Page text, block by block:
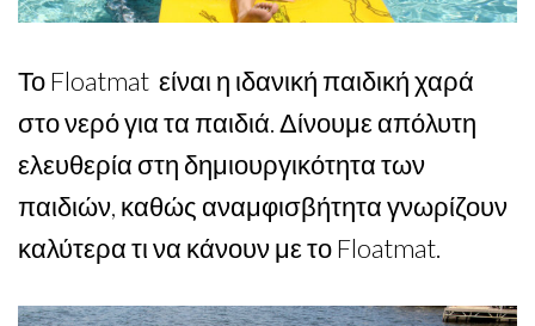
Το Floatmat είναι η ιδανική παιδική χαρά
στο νερό για τα παιδιά. Δίνουμε απόλυτη
ελευθερία στη δημιουργικότητα των
παιδιών, καθώς αναμφισβήτητα γνωρίζουν
καλύτερα τι να κάνουν με το Floatmat.